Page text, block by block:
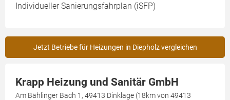
Individueller Sanierungsfahrplan (iSFP)
Jetzt Betriebe für Heizungen in Diepholz vergleichen
Krapp Heizung und Sanitär GmbH
Am Bählinger Bach 1, 49413 Dinklage (18km von 49413